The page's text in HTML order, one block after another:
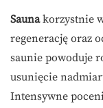
Saunakorzystnie
regenerację oraz
saunie powoduje
usunięcie
Intensywne